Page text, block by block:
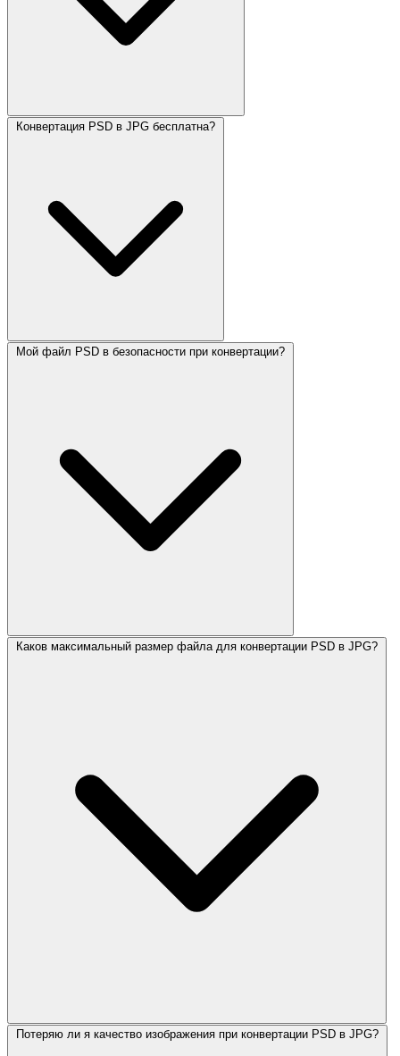
Конвертация PSD в JPG бесплатна?
Мой файл PSD в безопасности при конвертации?
Каков максимальный размер файла для конвертации PSD в JPG?
Потеряю ли я качество изображения при конвертации PSD в JPG?